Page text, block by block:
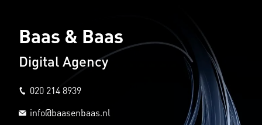
Baas & Baas
Digital Agency
020 214 8939
info@baasenbaas.nl